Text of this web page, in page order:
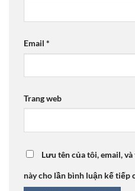
Email *
Trang web
Lưu tên của tôi, email,
này cho lần bình luận kế tiếp